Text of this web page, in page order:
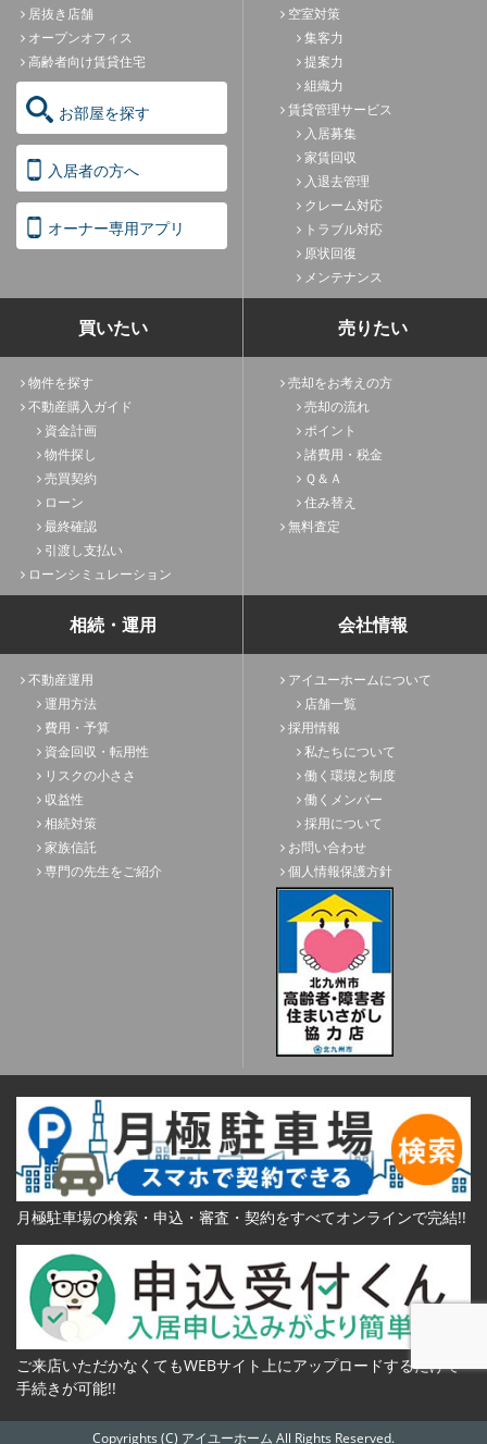
居抜き店舗
オープンオフィス
高齢者向け賃貸住宅
お部屋を探す
入居者の方へ
オーナー専用アプリ
空室対策
集客力
提案力
組織力
賃貸管理サービス
入居募集
家賃回収
入退去管理
クレーム対応
トラブル対応
原状回復
メンテナンス
買いたい
物件を探す
不動産購入ガイド
資金計画
物件探し
売買契約
ローン
最終確認
引渡し支払い
ローンシミュレーション
売りたい
売却をお考えの方
売却の流れ
ポイント
諸費用・税金
Ｑ＆Ａ
住み替え
無料査定
相続・運用
不動産運用
運用方法
費用・予算
資金回収・転用性
リスクの小ささ
収益性
相続対策
家族信託
専門の先生をご紹介
会社情報
アイユーホームについて
店舗一覧
採用情報
私たちについて
働く環境と制度
働くメンバー
採用について
お問い合わせ
個人情報保護方針
月極駐車場の検索・申込・審査・契約をすべてオンラインで完結!!
ご来店いただかなくてもWEBサイト上にアップロードするだけで
手続きが可能!!
Copyrights (C) アイユーホーム All Rights Reserved.